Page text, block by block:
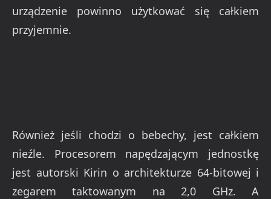
urządzenie powinno użytkować się całkiem
przyjemnie.
Również jeśli chodzi o bebechy, jest całkiem
nieźle. Procesorem napędzającym jednostkę
jest autorski Kirin o architekturze 64-bitowej i
zegarem taktowanym na 2,0 GHz. A